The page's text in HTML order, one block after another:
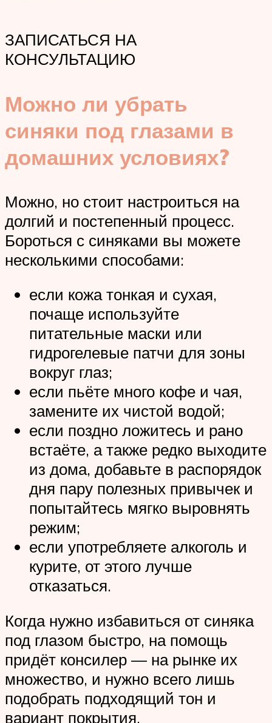
ЗАПИСАТЬСЯ НА
КОНСУЛЬТАЦИЮ
Можно ли убрать
синяки под глазами в
домашних условиях?
Можно, но стоит настроиться на
долгий и постепенный процесс.
Бороться с синяками вы можете
несколькими способами:
если кожа тонкая и сухая,
почаще используйте
питательные маски или
гидрогелевые патчи для зоны
вокруг глаз;
если пьёте много кофе и чая,
замените их чистой водой;
если поздно ложитесь и рано
встаёте, а также редко выходите
из дома, добавьте в распорядок
дня пару полезных привычек и
попытайтесь мягко выровнять
режим;
если употребляете алкоголь и
курите, от этого лучше
отказаться.
Когда нужно избавиться от синяка
под глазом быстро, на помощь
придёт консилер — на рынке их
множество, и нужно всего лишь
подобрать подходящий тон и
вариант покрытия.